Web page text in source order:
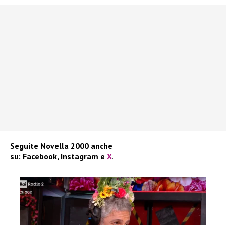
Seguite Novella 2000 anche
su: Facebook, Instagram e X.